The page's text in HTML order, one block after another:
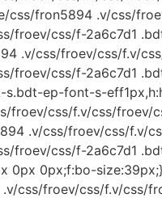
css/fron5894 .v/css/
froev/css/f-2a6c7d1
.v/css/froev/css/f.v/
froev/css/f-2a6c7d1
s.bdt-ep-font-s-
froev/css/f.v/css/
.v/css/froev/css/f.v/
froev/css/f-2a6c7d1
0px 0px;f:bo-
css/froev/css/f.v/css/